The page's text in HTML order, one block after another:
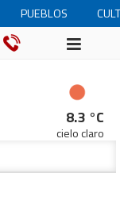
PUEBLOS
ALEMANES
8.3 °C
cielo claro